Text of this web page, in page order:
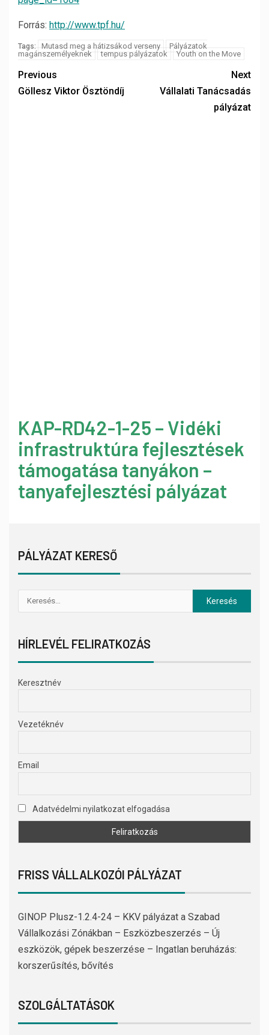
Forrás: http://www.tpf.hu/
Tags: Mutasd meg a hátizsákod verseny
Pályázatok
magánszemélyeknek
tempus pályázatok Youth on the Move
Previous
Göllesz Viktor Ösztöndíj
Next
Vállalati Tanácsadás
pályázat
KAP-RD42-1-25 – Vidéki
infrastruktúra fejlesztések
támogatása tanyákon –
tanyafejlesztési pályázat
PÁLYÁZAT KERESŐ
HÍRLEVÉL FELIRATKOZÁS
Keresztnév
Vezetéknév
Email
Adatvédelmi nyilatkozat elfogadása
FRISS VÁLLALKOZÓI PÁLYÁZAT
GINOP Plusz-1.2.4-24 – KKV pályázat a Szabad
Vállalkozási Zónákban – Eszközbeszerzés – Új
eszközök, gépek beszerzése – Ingatlan beruházás:
korszerűsítés, bővítés
SZOLGÁLTATÁSOK